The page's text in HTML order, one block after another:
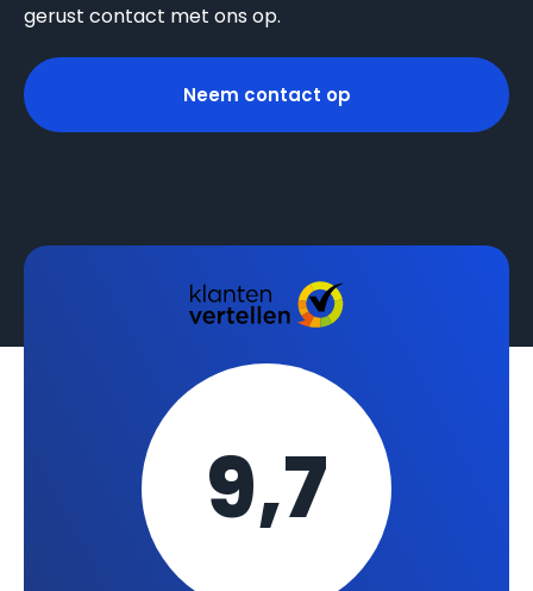
gerust contact met ons op.
Neem contact op
9,7